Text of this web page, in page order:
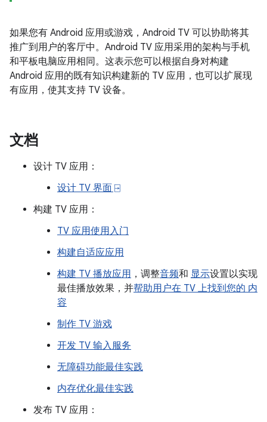
如果您有 Android 应用或游戏，Android TV 可以协助将其
推广到用户的客厅中。Android TV 应用采用的架构与手机
和平板电脑应用相同。这表示您可以根据自身对构建
Android 应用的既有知识构建新的 TV 应用，也可以扩展现
有应用，使其支持 TV 设备。
文档
设计 TV 应用：
设计 TV 界面 ⍈
构建 TV 应用：
TV 应用使用入门
构建自适应应用
构建 TV 播放应用 ，调整音频和 显示设置以实现
最佳播放效果，并帮助用户在 TV 上找到您的 内
容
制作 TV 游戏
开发 TV 输入服务
无障碍功能最佳实践
内存优化最佳实践
发布 TV 应用：